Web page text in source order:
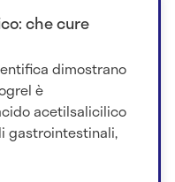
che cure
dimostrano
è
acetilsalicilico
gastrointestinali,